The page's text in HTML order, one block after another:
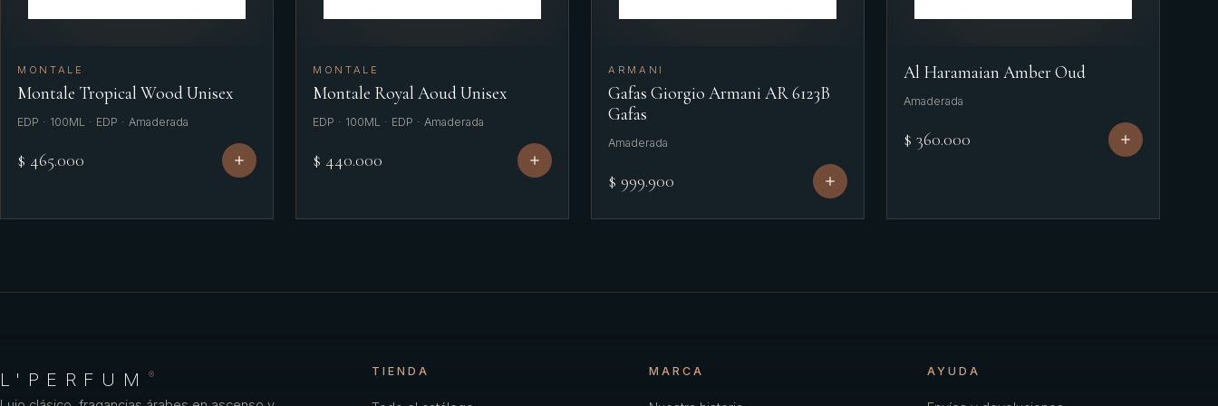
MONTALE
Montale Tropical Wood Unisex
EDP · 100ML · EDP · Amaderada
$ 465.000
MONTALE
Montale Royal Aoud Unisex
EDP · 100ML · EDP · Amaderada
$ 440.000
ARMANI
Gafas Giorgio Armani AR 6123B
Gafas
Amaderada
$ 999.900
Al Haramaian Amber Oud
Amaderada
$ 360.000
L'PERFUM ® TIENDA MARCA AYUDA